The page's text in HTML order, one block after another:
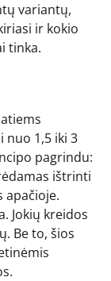
variantų,
ir kokio
tinka.
nuo 1,5 iki 3
pagrindu:
ištrinti
apačioje.
Jokių kreidos
Be to, šios